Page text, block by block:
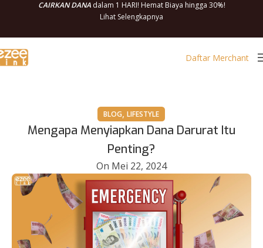
CAIRKAN DANAdalam 1 HARI! Hemat Biaya hingga 30%!
Lihat Selengkapnya
Daftar Merchant
BLOG,LIFESTYLE
Mengapa Menyiapkan Dana Darurat Itu
Penting?
On Mei 22, 2024